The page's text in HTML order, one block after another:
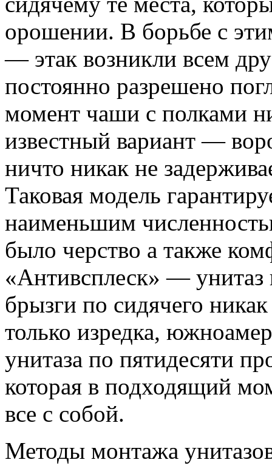
орошении. В борьбе с
— этак возникли всем
постоянно разрешено
момент чаши с полками
известный вариант —
ничто никак не
Таковая модель
наименьшим
было черство а также
«Антивсплеск» — унитаз
брызги по сидячего
только изредка,
унитаза по пятидесяти
которая в подходящий
все с собой.
Методы монтажа